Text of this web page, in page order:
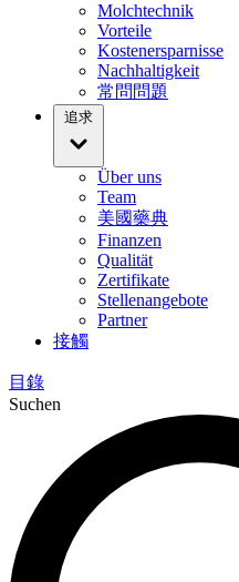
Molchtechnik
Vorteile
Kostenersparnisse
Nachhaltigkeit
常問問題
追求
Über uns
Team
美國藥典
Finanzen
Qualität
Zertifikate
Stellenangebote
Partner
接觸
目錄
Suchen